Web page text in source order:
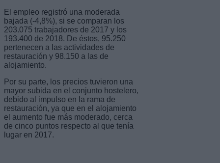
El empleo registró una moderada
bajada (-4,8%), si se comparan los
203.075 trabajadores de 2017 y los
193.400 de 2018. De éstos, 95.250
pertenecen a las actividades de
restauración y 98.150 a las de
alojamiento.
Por su parte, los precios tuvieron una
mayor subida en el conjunto hostelero,
debido al impulso en la rama de
restauración, ya que en el alojamiento
el aumento fue más moderado, cerca
de cinco puntos respecto al que tenía
lugar en 2017.